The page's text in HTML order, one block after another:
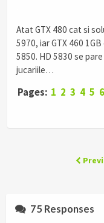
Atat GTX 480 cat si
5970, iar GTX 460
5850. HD 5830 se
jucariile…
Pages: 1 2 3 4 5 6
75 Responses